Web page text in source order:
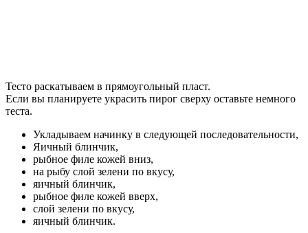
Тесто раскатываем в прямоугольный пласт.
Если вы планируете украсить пирог сверху оставьте немного
теста.
Укладываем начинку в следующей последовательности,
Яичный блинчик,
рыбное филе кожей вниз,
на рыбу слой зелени по вкусу,
яичный блинчик,
рыбное филе кожей вверх,
слой зелени по вкусу,
яичный блинчик.